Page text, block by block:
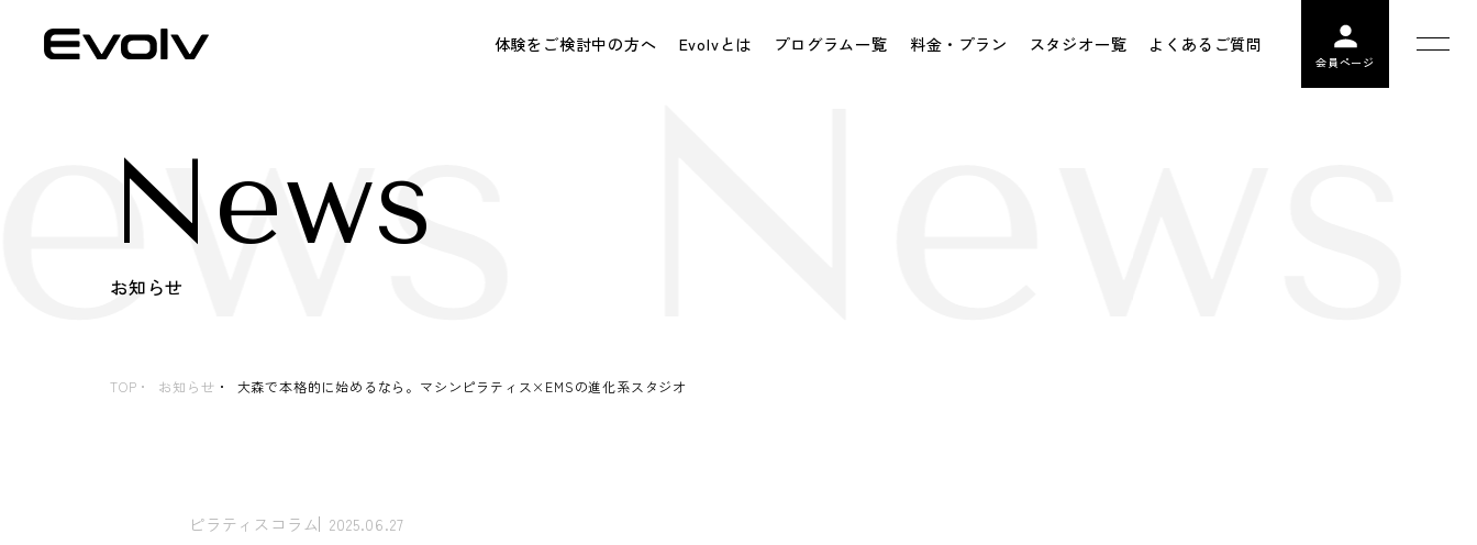
体験をご検討中の方へ Evolvとは プログラム一覧 料金・プラン スタジオ一覧 よくあるご質問
会員ページ
News
お知らせ
TOP お知らせ 大森で本格的に始めるなら。マシンピラティス×EMSの進化系スタジオ
ピラティスコラム 2025.06.27